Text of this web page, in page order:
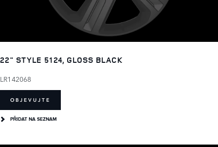
22" STYLE 5124, GLOSS BLACK
LR142068
OBJEVUJTE
PŘIDAT NA SEZNAM